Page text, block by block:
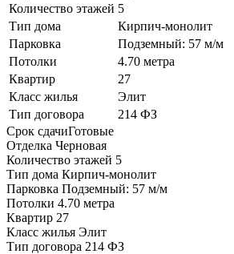
Количество этажей 5
Тип дома
Кирпич-монолит
Парковка
Подземный: 57 м/м
Потолки
4.70 метра
Квартир
27
Класс жилья
Элит
Тип договора
214 ФЗ
Срок сдачиГотовые
Отделка Черновая
Количество этажей 5
Тип дома Кирпич-монолит
Парковка Подземный: 57 м/м
Потолки 4.70 метра
Квартир 27
Класс жилья Элит
Тип договора 214 ФЗ